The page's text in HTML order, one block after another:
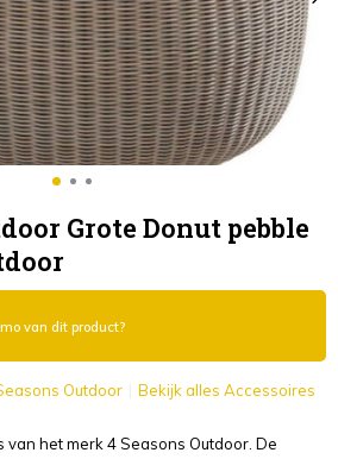
Grote Donut pebble
van dit product?
Outdoor Bekijk alles Accessoires
van het merk 4 Seasons Outdoor. De